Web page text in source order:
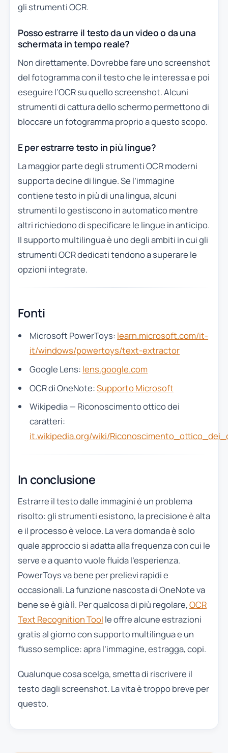
gli strumenti OCR.
Posso estrarre il testo da un video o da una
schermata in tempo reale?
Non direttamente. Dovrebbe fare uno screenshot
del fotogramma con il testo che le interessa e poi
eseguire l’OCR su quello screenshot. Alcuni
strumenti di cattura dello schermo permettono di
bloccare un fotogramma proprio a questo scopo.
E per estrarre testo in più lingue?
La maggior parte degli strumenti OCR moderni
supporta decine di lingue. Se l’immagine
contiene testo in più di una lingua, alcuni
strumenti lo gestiscono in automatico mentre
altri richiedono di specificare le lingue in anticipo.
Il supporto multilingua è uno degli ambiti in cui gli
strumenti OCR dedicati tendono a superare le
opzioni integrate.
Fonti
Microsoft PowerToys: learn.microsoft.com/it-
it/windows/powertoys/text-extractor
Google Lens: lens.google.com
OCR di OneNote:Supporto Microsoft
Wikipedia — Riconoscimento ottico dei
caratteri:
it.wikipedia.org/wiki/
In conclusione
Estrarre il testo dalle immagini è un problema
risolto: gli strumenti esistono, la precisione è alta
e il processo è veloce. La vera domanda è solo
quale approccio si adatta alla frequenza con cui le
serve e a quanto vuole fluida l’esperienza.
PowerToys va bene per prelievi rapidi e
occasionali. La funzione nascosta di OneNote va
bene se è già lì. Per qualcosa di più regolare,OCR
Text Recognition Tool le offre alcune estrazioni
gratis al giorno con supporto multilingua e un
flusso semplice: apra l’immagine, estragga, copi.
Qualunque cosa scelga, smetta di riscrivere il
testo dagli screenshot. La vita è troppo breve per
questo.